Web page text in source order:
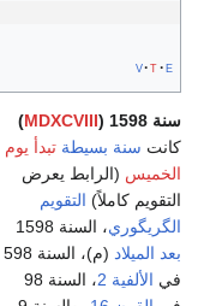
v t e
سنة 1598 ( MDXCVIII
)
كانت سنة بسيطة تبدأ يوم
الخميس (الرابط يعرض
التقويم كاملاً) التقويم
الگريگوري، السنة 1598
بعد الميلاد
(م)، السنة 598
في الألفية 2
، السنة 98